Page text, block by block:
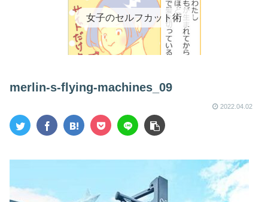
女子のセルフカット術
merlin-s-flying-machines_09
2022.04.02